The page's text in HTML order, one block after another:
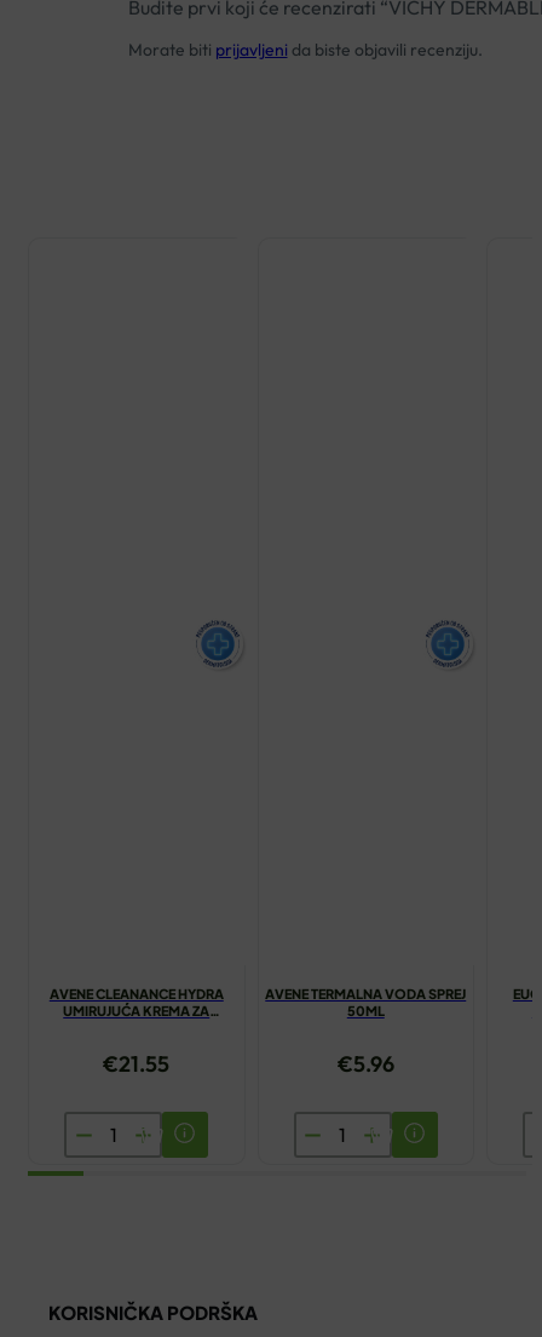
Budite prvi koji će recenzirati “VICHY
Morate biti prijavljeni da biste objavili recenziju.
AVENE CLEANANCE HYDRA
UMIRUJUĆA KREMA ZA
€21.55
AVENE
CLEANANCE
ČIŠĆENJE
AVENE TERMALNA VODA SPREJ
50ML
€5.96
AVENE
TERMALNA
KORISNIČKA PODRŠKA